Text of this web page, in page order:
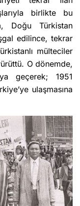
birlikte bu
Doğu Türkistan
edilince, tekrar
mülteciler
O dönemde,
geçerek; 1951
ulaşmasına